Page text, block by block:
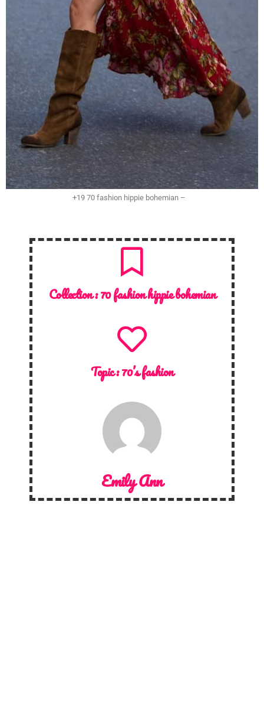
+19 70 fashion hippie bohemian –
Collection :70 fashion hippie bohemian
Topic :70’s fashion
Emily Ann